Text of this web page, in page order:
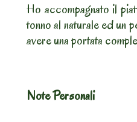
Ho accompagnato il
tonno al naturale ed un
avere una portata
Note Personali